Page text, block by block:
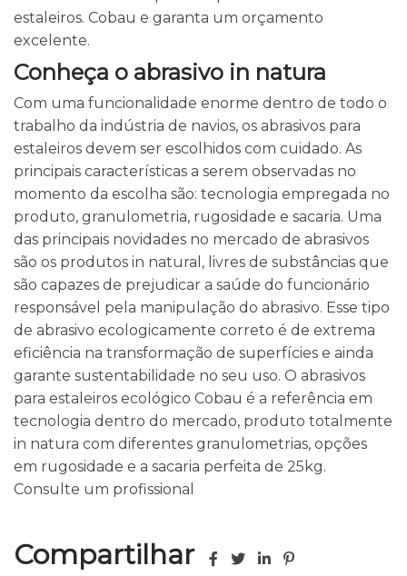
estaleiros. Cobau e garanta um orçamento
excelente.
Conheça o abrasivo in natura
Com uma funcionalidade enorme dentro de todo o
trabalho da indústria de navios, os abrasivos para
estaleiros devem ser escolhidos com cuidado. As
principais características a serem observadas no
momento da escolha são: tecnologia empregada no
produto, granulometria, rugosidade e sacaria. Uma
das principais novidades no mercado de abrasivos
são os produtos in natural, livres de substâncias que
são capazes de prejudicar a saúde do funcionário
responsável pela manipulação do abrasivo. Esse tipo
de abrasivo ecologicamente correto é de extrema
eficiência na transformação de superfícies e ainda
garante sustentabilidade no seu uso. O abrasivos
para estaleiros ecológico Cobau é a referência em
tecnologia dentro do mercado, produto totalmente
in natura com diferentes granulometrias, opções
em rugosidade e a sacaria perfeita de 25kg.
Consulte um profissional
Compartilhar